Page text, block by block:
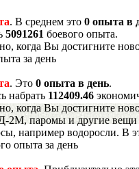
. В среднем это 0 опыта в
5091261 боевого опыта.
когда Вы достигните
за день
. Это 0 опыта в день.
набрать 112409.46
когда Вы достигните
паромы и другие
например водоросли. В
опыта за день